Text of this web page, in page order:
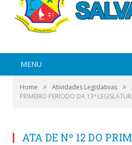
MENU
Home » Atividades Legislativas »
PRIMEIRO PERÍODO DA 13ª
ATA DE Nº 12 DO